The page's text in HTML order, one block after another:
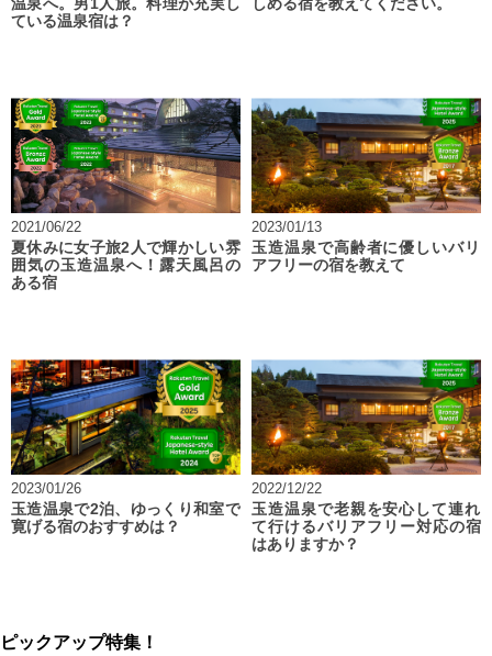
温泉へ。男1人旅。料理が充実し
ている温泉宿は？
しめる宿を教えてください。
2021/06/22
夏休みに女子旅2人で輝かしい雰
囲気の玉造温泉へ！露天風呂の
ある宿
2023/01/13
玉造温泉で高齢者に優しいバリ
アフリーの宿を教えて
2023/01/26
玉造温泉で2泊、ゆっくり和室で
寛げる宿のおすすめは？
2022/12/22
玉造温泉で老親を安心して連れ
て行けるバリアフリー対応の宿
はありますか？
ピックアップ特集！